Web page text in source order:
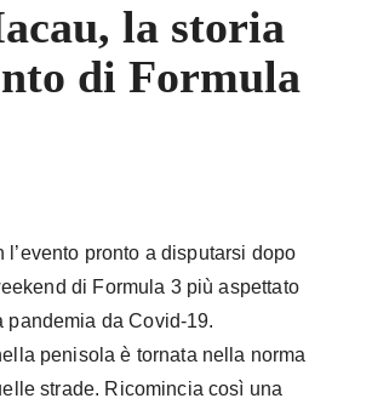
la storia
di Formula
l’evento pronto a disputarsi dopo
di Formula 3 più aspettato
pandemia da Covid-19.
penisola è tornata nella norma
strade. Ricomincia così una